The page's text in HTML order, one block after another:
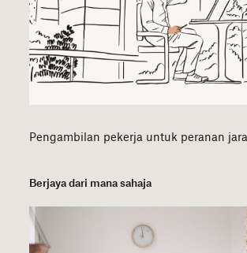
Pengambilan pekerja untuk peranan
Berjaya dari mana sahaja